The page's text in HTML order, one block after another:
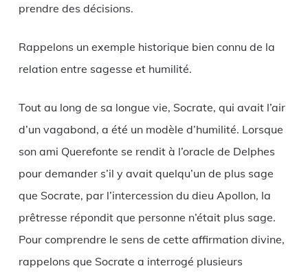
prendre des décisions.
Rappelons un exemple historique bien connu de la
relation entre sagesse et humilité.
Tout au long de sa longue vie, Socrate, qui avait l’air
d’un vagabond, a été un modèle d’humilité. Lorsque
son ami Querefonte se rendit à l’oracle de Delphes
pour demander s’il y avait quelqu’un de plus sage
que Socrate, par l’intercession du dieu Apollon, la
prêtresse répondit que personne n’était plus sage.
Pour comprendre le sens de cette affirmation divine,
rappelons que Socrate a interrogé plusieurs